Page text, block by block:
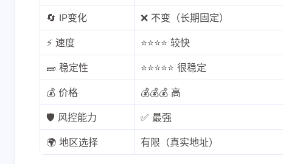
最新评论
无法获取评论，请确认相关配置是否正确
🔄 IP变化 ❌ 不变（长期固定）
⚡ 速度 ⭐⭐⭐⭐ 较快
🧱 稳定性 ⭐⭐⭐⭐⭐ 很稳定
💰 价格 💰💰💰 高
🛡️ 风控能力 ✅ 最强
🌍 地区选择 有限（真实地址）